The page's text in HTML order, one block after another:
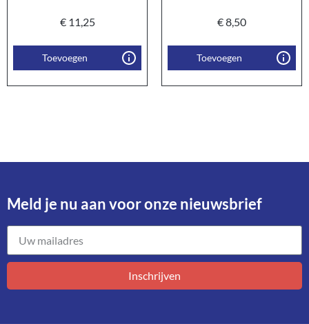
€11,25
Toevoegen
€8,50
Toevoegen
Meld je nu aan voor onze nieuwsbrief​
Inschrijven